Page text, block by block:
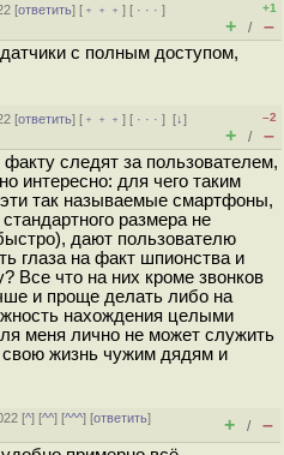
[ответить] [ ﹢﹢﹢] [ · · ·]
+1
+ / –
с полным доступом,
[ответить] [ ﹢﹢﹢] [ · · ·][↓]
–2
+ / –
следят за пользователем,
интересно: для чего таким
так называемые смартфоны,
размера не
дают пользователю
глаза на факт шпионства и
Все что на них кроме звонков
и проще делать либо на
нахождения целыми
меня лично не может служить
жизнь чужим дядям и
[^] [^^] [^^^] [ответить]
+ / –